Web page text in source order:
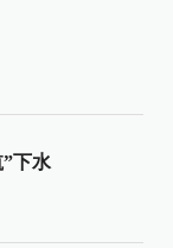
下水